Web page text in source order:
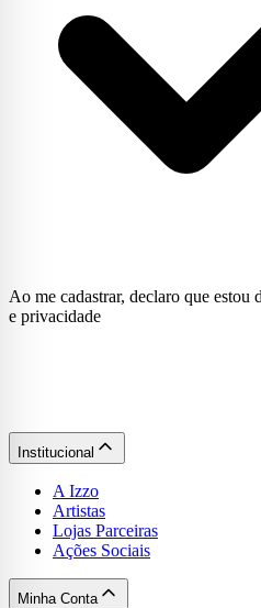
Ao me cadastrar, declaro que estou
e privacidade
Institucional
A Izzo
Artistas
Lojas Parceiras
Ações Sociais
Minha Conta